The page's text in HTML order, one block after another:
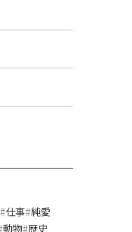
仕事 純愛
動物 歴史